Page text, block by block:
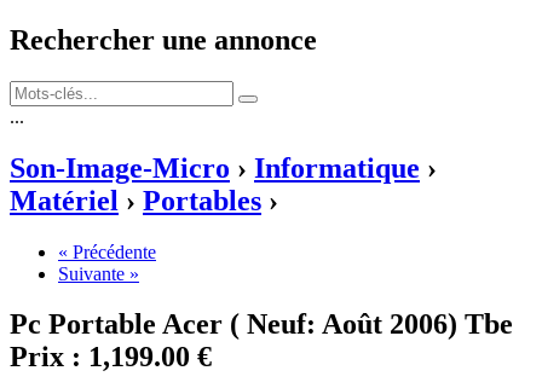
Rechercher une annonce
...
Son-Image-Micro › Informatique ›
Matériel › Portables ›
« Précédente
Suivante »
Pc Portable Acer ( Neuf: Août 2006) Tbe
Prix : 1,199.00 €